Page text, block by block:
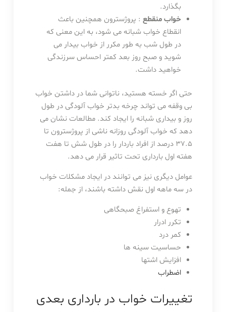
بگذارد.
خواب منقطع : پروژسترون همچنین باعث
انقطاع خواب شبانه می شود، به این معنی که
در طول شب به طور مکرر از خواب بیدار می
شوید و صبح روز بعد کمتر احساس سرزندگی
خواهید داشت.
حتی اگر خسته هستید، ناتوانی شما در داشتن خواب
بی وقفه می تواند چرخه بدتر خواب آلودگی در طول
روز و بیداری شبانه را ایجاد کند. مطالعات نشان می
دهد که خواب آلودگی روزانه ناشی از پروژسترون تا
۳۷.۵ درصد از افراد باردار را در طول شش تا هفت
هفته اول بارداری تحت تاثیر قرار می دهد.
عوامل دیگری نیز می توانند در ایجاد مشکلات خواب
در سه ماهه اول نقش داشته باشند، از جمله:
تهوع و استفراغ صبحگاهی
تکرر ادرار
کمر درد
حساسیت سینه ها
افزایش اشتها
اضطراب
تغییرات خواب در بارداری بعدی